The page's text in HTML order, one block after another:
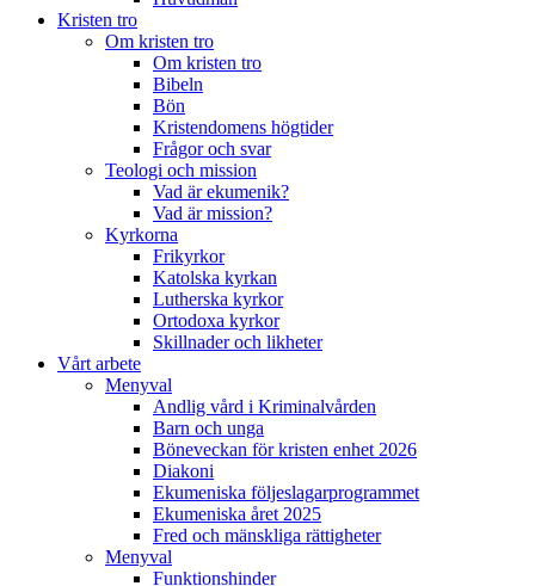
Kristen tro
Om kristen tro
Om kristen tro
Bibeln
Bön
Kristendomens högtider
Frågor och svar
Teologi och mission
Vad är ekumenik?
Vad är mission?
Kyrkorna
Frikyrkor
Katolska kyrkan
Lutherska kyrkor
Ortodoxa kyrkor
Skillnader och likheter
Vårt arbete
Menyval
Andlig vård i Kriminalvården
Barn och unga
Böneveckan för kristen enhet 2026
Diakoni
Ekumeniska följeslagarprogrammet
Ekumeniska året 2025
Fred och mänskliga rättigheter
Menyval
Funktionshinder